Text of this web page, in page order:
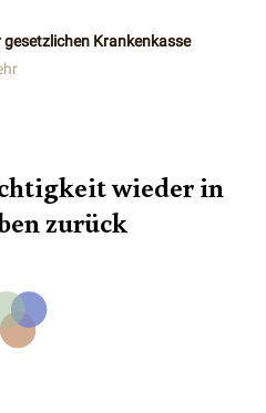
Krankenkasse
wieder in
zurück